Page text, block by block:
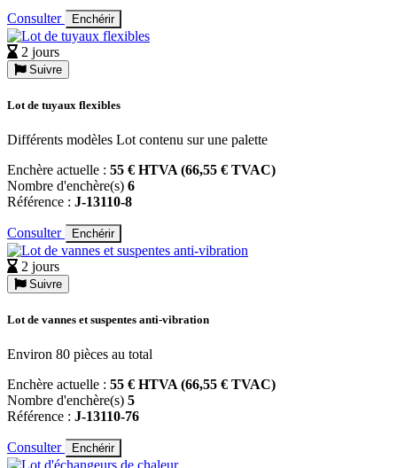
Consulter Enchérir
2 jours
Suivre
Lot de tuyaux flexibles
Différents modèles Lot contenu sur une palette
Enchère actuelle : 55 € HTVA (66,55 € TVAC)
Nombre d'enchère(s) 6
Référence : J-13110-8
Consulter Enchérir
2 jours
Suivre
Lot de vannes et suspentes anti-vibration
Environ 80 pièces au total
Enchère actuelle : 55 € HTVA (66,55 € TVAC)
Nombre d'enchère(s) 5
Référence : J-13110-76
Consulter Enchérir